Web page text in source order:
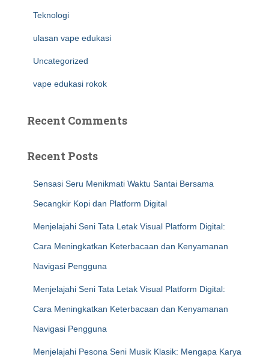
Teknologi
ulasan vape edukasi
Uncategorized
vape edukasi rokok
Recent Comments
Recent Posts
Sensasi Seru Menikmati Waktu Santai Bersama
Secangkir Kopi dan Platform Digital
Menjelajahi Seni Tata Letak Visual Platform Digital:
Cara Meningkatkan Keterbacaan dan Kenyamanan
Navigasi Pengguna
Menjelajahi Seni Tata Letak Visual Platform Digital:
Cara Meningkatkan Keterbacaan dan Kenyamanan
Navigasi Pengguna
Menjelajahi Pesona Seni Musik Klasik: Mengapa Karya